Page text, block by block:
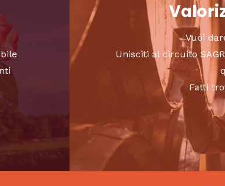
Vuoi
Unisciti al circuito
Fatti